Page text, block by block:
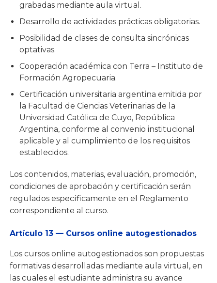
grabadas mediante aula virtual.
Desarrollo de actividades prácticas obligatorias.
Posibilidad de clases de consulta sincrónicas
optativas.
Cooperación académica con Terra – Instituto de
Formación Agropecuaria.
Certificación universitaria argentina emitida por
la Facultad de Ciencias Veterinarias de la
Universidad Católica de Cuyo, República
Argentina, conforme al convenio institucional
aplicable y al cumplimiento de los requisitos
establecidos.
Los contenidos, materias, evaluación, promoción,
condiciones de aprobación y certificación serán
regulados específicamente en el Reglamento
correspondiente al curso.
Artículo 13 — Cursos online autogestionados
Los cursos online autogestionados son propuestas
formativas desarrolladas mediante aula virtual, en
las cuales el estudiante administra su avance